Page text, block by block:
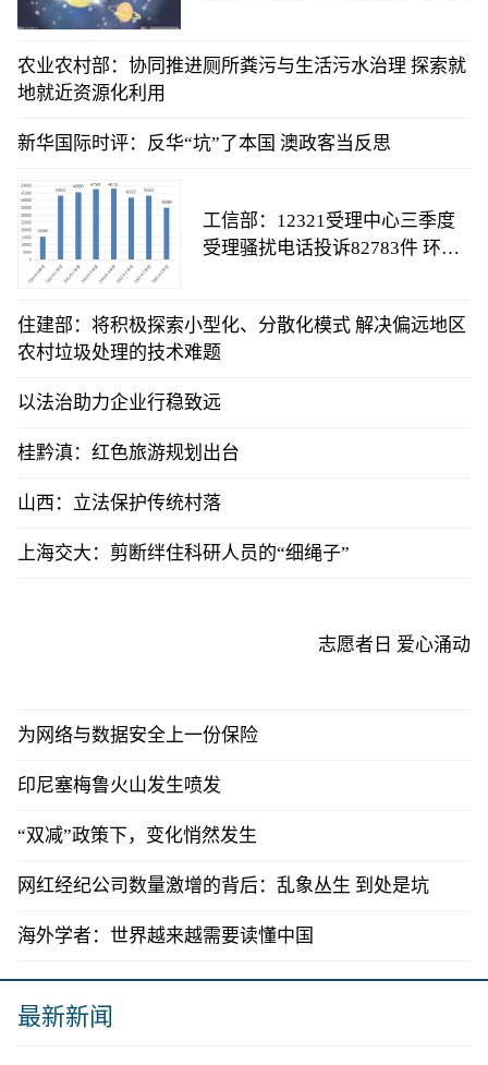
农业农村部：协同推进厕所粪污与生活污水治理 探索就
地就近资源化利用
新华国际时评：反华“坑”了本国 澳政客当反思
工信部：12321受理中心三季度
受理骚扰电话投诉82783件 环比
住建部：将积极探索小型化、分散化模式 解决偏远地区
农村垃圾处理的技术难题
以法治助力企业行稳致远
桂黔滇：红色旅游规划出台
山西：立法保护传统村落
上海交大：剪断绊住科研人员的“细绳子”
志愿者日 爱心涌动
为网络与数据安全上一份保险
印尼塞梅鲁火山发生喷发
“双减”政策下，变化悄然发生
网红经纪公司数量激增的背后：乱象丛生 到处是坑
海外学者：世界越来越需要读懂中国
最新新闻